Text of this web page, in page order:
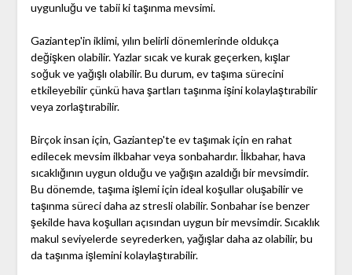
uygunluğu ve tabii ki taşınma mevsimi.
Gaziantep'in iklimi, yılın belirli dönemlerinde oldukça
değişken olabilir. Yazlar sıcak ve kurak geçerken, kışlar
soğuk ve yağışlı olabilir. Bu durum, ev taşıma sürecini
etkileyebilir çünkü hava şartları taşınma işini kolaylaştırabilir
veya zorlaştırabilir.
Birçok insan için, Gaziantep'te ev taşımak için en rahat
edilecek mevsim ilkbahar veya sonbahardır. İlkbahar, hava
sıcaklığının uygun olduğu ve yağışın azaldığı bir mevsimdir.
Bu dönemde, taşıma işlemi için ideal koşullar oluşabilir ve
taşınma süreci daha az stresli olabilir. Sonbahar ise benzer
şekilde hava koşulları açısından uygun bir mevsimdir. Sıcaklık
makul seviyelerde seyrederken, yağışlar daha az olabilir, bu
da taşınma işlemini kolaylaştırabilir.